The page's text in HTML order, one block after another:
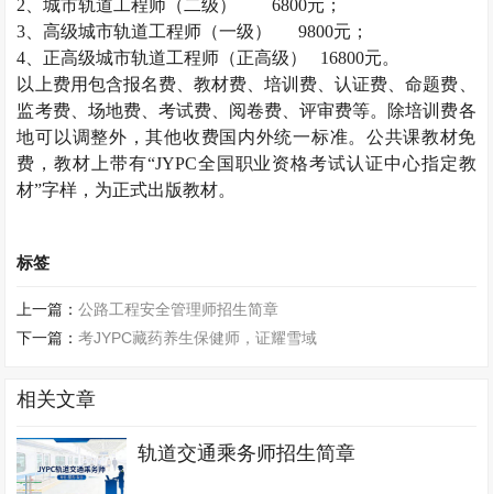
2 、城市轨道工程师（二级） 6800元；
3 、高级城市轨道工程师（一级） 9800元；
4 、正高级城市轨道工程师（正高级） 16800元。
以上费用包含报名费、教材费、培训费、认证费、命题费、
监考费、场地费、考试费、阅卷费、评审费等。除培训费各
地可以调整外，其他收费国内外统一标准。公共课教材免
费，教材上带有“JYPC全国职业资格考试认证中心指定教
材”字样，为正式出版教材。
标签
上一篇：公路工程安全管理师招生简章
下一篇：考JYPC藏药养生保健师，证耀雪域
相关文章
轨道交通乘务师招生简章